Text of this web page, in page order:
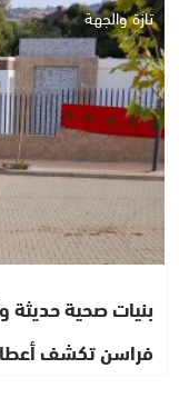
تازة والجهة
بنيات صحية حديثة
فراسن تكشف